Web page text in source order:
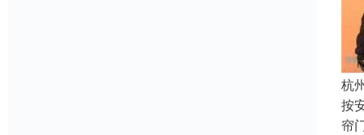
杭
按
帘